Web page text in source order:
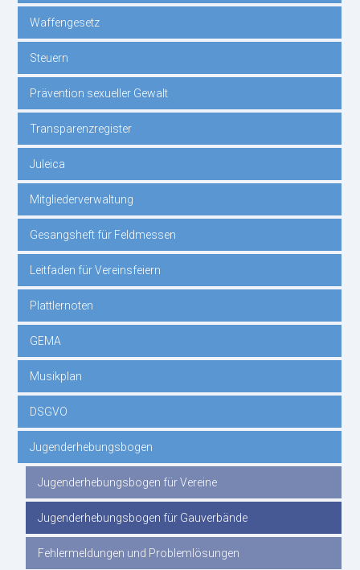
überspringen
Waffengesetz
Steuern
Prävention sexueller Gewalt
Transparenzregister
Juleica
Mitgliederverwaltung
Gesangsheft für Feldmessen
Leitfaden für Vereinsfeiern
Plattlernoten
GEMA
Musikplan
DSGVO
Jugenderhebungsbogen
Jugenderhebungsbogen für Vereine
Jugenderhebungsbogen für Gauverbände
Fehlermeldungen und Problemlösungen